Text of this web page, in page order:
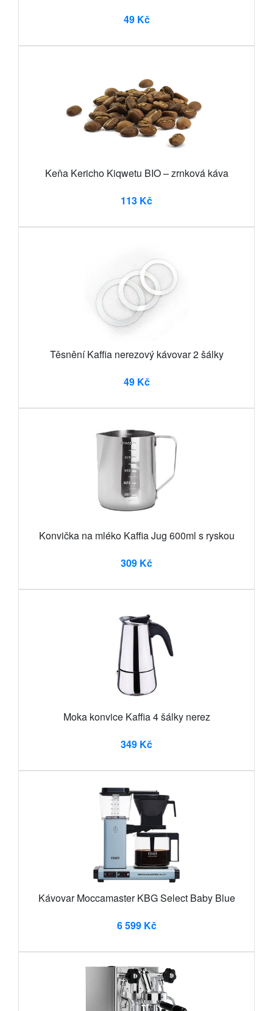
49 Kč
Keňa Kericho Kiqwetu BIO – zrnková káva
113 Kč
Těsnění Kaffia nerezový kávovar 2 šálky
49 Kč
Konvička na mléko Kaffia Jug 600ml s ryskou
309 Kč
Moka konvice Kaffia 4 šálky nerez
349 Kč
Kávovar Moccamaster KBG Select Baby Blue
6 599 Kč